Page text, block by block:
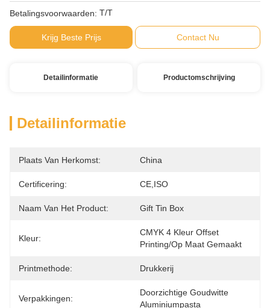
Betalingsvoorwaarden: T/T
Krijg Beste Prijs Contact Nu
Detailinformatie Productomschrijving
Detailinformatie
Plaats Van Herkomst: China
Certificering: CE,ISO
Naam Van Het Product: Gift Tin Box
Kleur:
CMYK 4 Kleur Offset
Printing/op Maat Gemaakt
Printmethode: Drukkerij
Verpakkingen:
Doorzichtige Goudwitte
Aluminiumpasta